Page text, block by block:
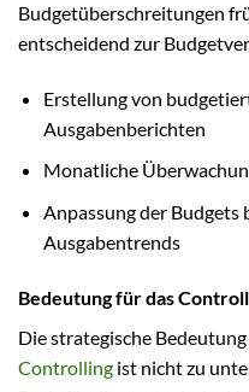
Budgetüberschreitungen
entscheidend zur
Erstellung von
Ausgabenberichten
Monatliche
Anpassung der Budgets
Ausgabentrends
Bedeutung für das
Die strategische
Controlling ist nicht zu